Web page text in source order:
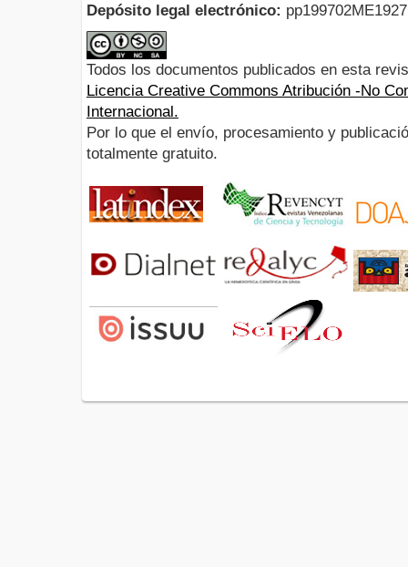
Depósito legal electrónico:
Todos los documentos publicados en esta
Licencia Creative Commons Atribución -No
Internacional.
Por lo que el envío, procesamiento y
totalmente gratuito.